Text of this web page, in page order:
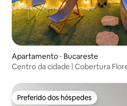
Apartamento ⋅ Bucareste
Centro da cidade | Cobertura
Preferido dos hóspedes
Preferido dos hóspedes